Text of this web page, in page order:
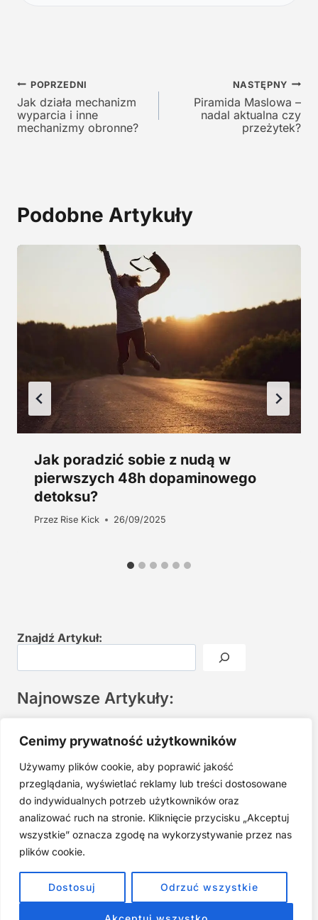
Cenimy prywatność użytkowników
Używamy plików cookie, aby poprawić jakość
przeglądania, wyświetlać reklamy lub treści dostosowane
do indywidualnych potrzeb użytkowników oraz
analizować ruch na stronie. Kliknięcie przycisku „Akceptuj
wszystkie” oznacza zgodę na wykorzystywanie przez nas
plików cookie.
Dostosuj Odrzuć wszystkie
:
2
,
0
0
z
ł
n
o
Nawigacja
wpisu
POPRZEDNI
Jak działa mechanizm
wyparcia i inne
mechanizmy obronne?
NASTĘPNY
Piramida Maslowa –
nadal aktualna czy
przeżytek?
Podobne Artykuły
Jak poradzić sobie z nudą w
pierwszych 48h dopaminowego
detoksu?
Przez Rise Kick 26/09/2025
Znajdź Artykuł:
Najnowsze Artykuły:
młodość
Najczęstsze błędy w jodze twarzy. Dlaczego mniej znaczy
Zarabiaj na tym, co kochasz: 15 Sprawdzonych Kroków, by
Zamienić Pasję w Dochodowy Biznes
Cyfrowa Szuflada – Kompletny Przewodnik, Który Odmieni
Twój Cyfrowy Porządek
które naprawdę działają